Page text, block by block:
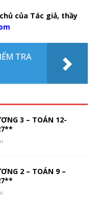
của Tác giả, thầy
TRA
3 – TOÁN 12-
2 – TOÁN 9 –